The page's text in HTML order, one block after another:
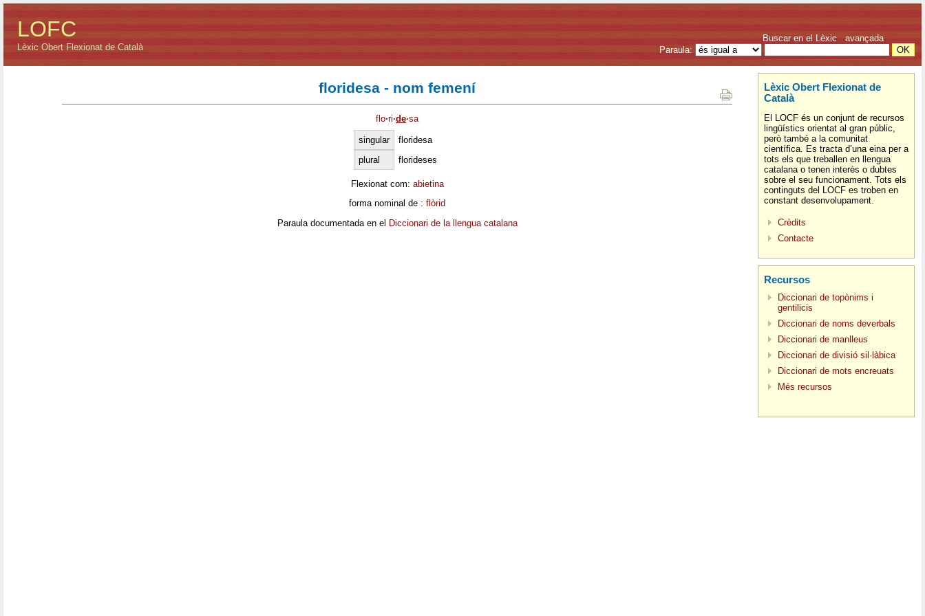
LOFC
Lèxic Obert Flexionat de Català
Buscar en el Lèxic avançada
Paraula:
floridesa - nom femení
flo·ri·de·sa
singular
floridesa
plural
florideses
Flexionat com: abietina
forma nominal de : flòrid
Paraula documentada en el Diccionari de la llengua catalana
Lèxic Obert Flexionat de
Català
El LOCF és un conjunt de recursos
lingüístics orientat al gran públic,
però també a la comunitat
científica. Es tracta d’una eina per a
tots els que treballen en llengua
catalana o tenen interès o dubtes
sobre el seu funcionament. Tots els
continguts del LOCF es troben en
constant desenvolupament.
Crèdits
Contacte
Recursos
Diccionari de topònims i
gentilicis
Diccionari de noms deverbals
Diccionari de manlleus
Diccionari de divisió sil·làbica
Diccionari de mots encreuats
Més recursos